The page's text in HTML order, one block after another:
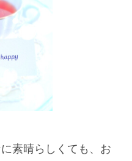
素晴らしくても、お